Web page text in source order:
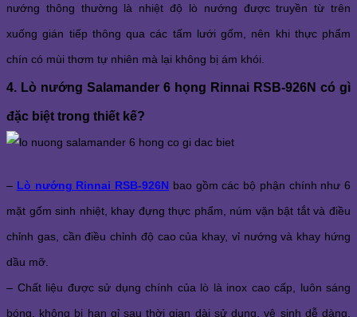
nướng thông thường là nhiệt độ lò nướng được truyền từ trên
xuống gián tiếp thông qua các tấm lưới gốm, nên khi thực phẩm
chín có mùi thơm tự nhiên mà lại không bị ám khói.
4. Lò nướng Salamander 6 họng Rinnai RSB-926N có gì
đặc biệt trong thiết kế?
– Lò nướng Rinnai RSB-926N bao gồm các bộ phận chính như 6
mặt gốm sinh nhiệt, khay đựng thực phẩm, núm vặn bật tắt và điều
chỉnh gas, cần điều chỉnh độ cao của khay, vỉ nướng và khay hứng
dầu mỡ.
– Chất liệu được sử dụng chính của lò là inox cao cấp, luôn sáng
bóng, không bị han gỉ sau thời gian dài sử dụng, vệ sinh dễ dàng.